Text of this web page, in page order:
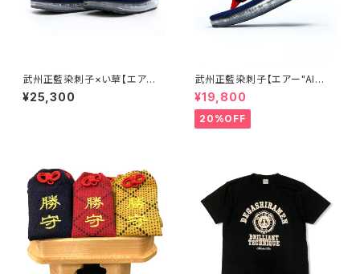
武州正藍染刺子×い草【エア
ー"AIR"雪駄】楽駄-laqda-
¥25,300
武州正藍染刺子【エアー"AI
R"雪駄】楽駄-laqda-02
¥19,800
20%OFF